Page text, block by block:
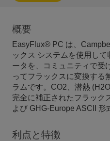
概要
EasyFlux® PC は、
ックス システムを使用し
ータを、コミュニティで受
ってフラックスに変換する
ラムです。CO2、潜熱
完全に補正されたフラック
よび GHG-Europe ASCII 形
利点と特徴